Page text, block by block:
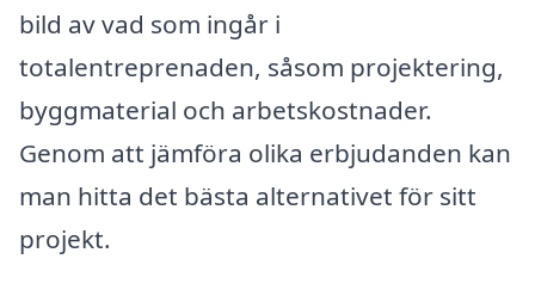
bild av vad som ingår i
totalentreprenaden, såsom projektering,
byggmaterial och arbetskostnader.
Genom att jämföra olika erbjudanden kan
man hitta det bästa alternativet för sitt
projekt.